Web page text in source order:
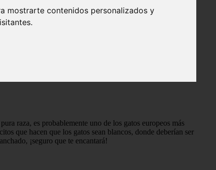
mostrarte contenidos personalizados y
raza, es probablemente uno de los gatos europeos más
que hacen que los gatos sean blancos, donde deberían ser
¡seguro que te encantará!